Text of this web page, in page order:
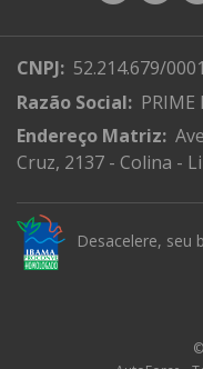
CNPJ: 52.214.679/
Razão Social: PRIME
Endereço Matriz:
Cruz, 2137 - Colina -
Desacelere, seu